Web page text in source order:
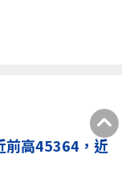
高45364，近